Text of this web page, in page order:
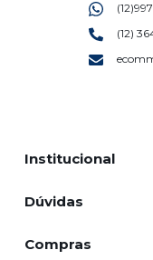
Institucional
Dúvidas
Compras
(12)